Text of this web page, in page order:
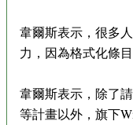
韋爾斯表示，很多
力，因為格式化條
韋爾斯表示，除了
等計畫以外，旗下